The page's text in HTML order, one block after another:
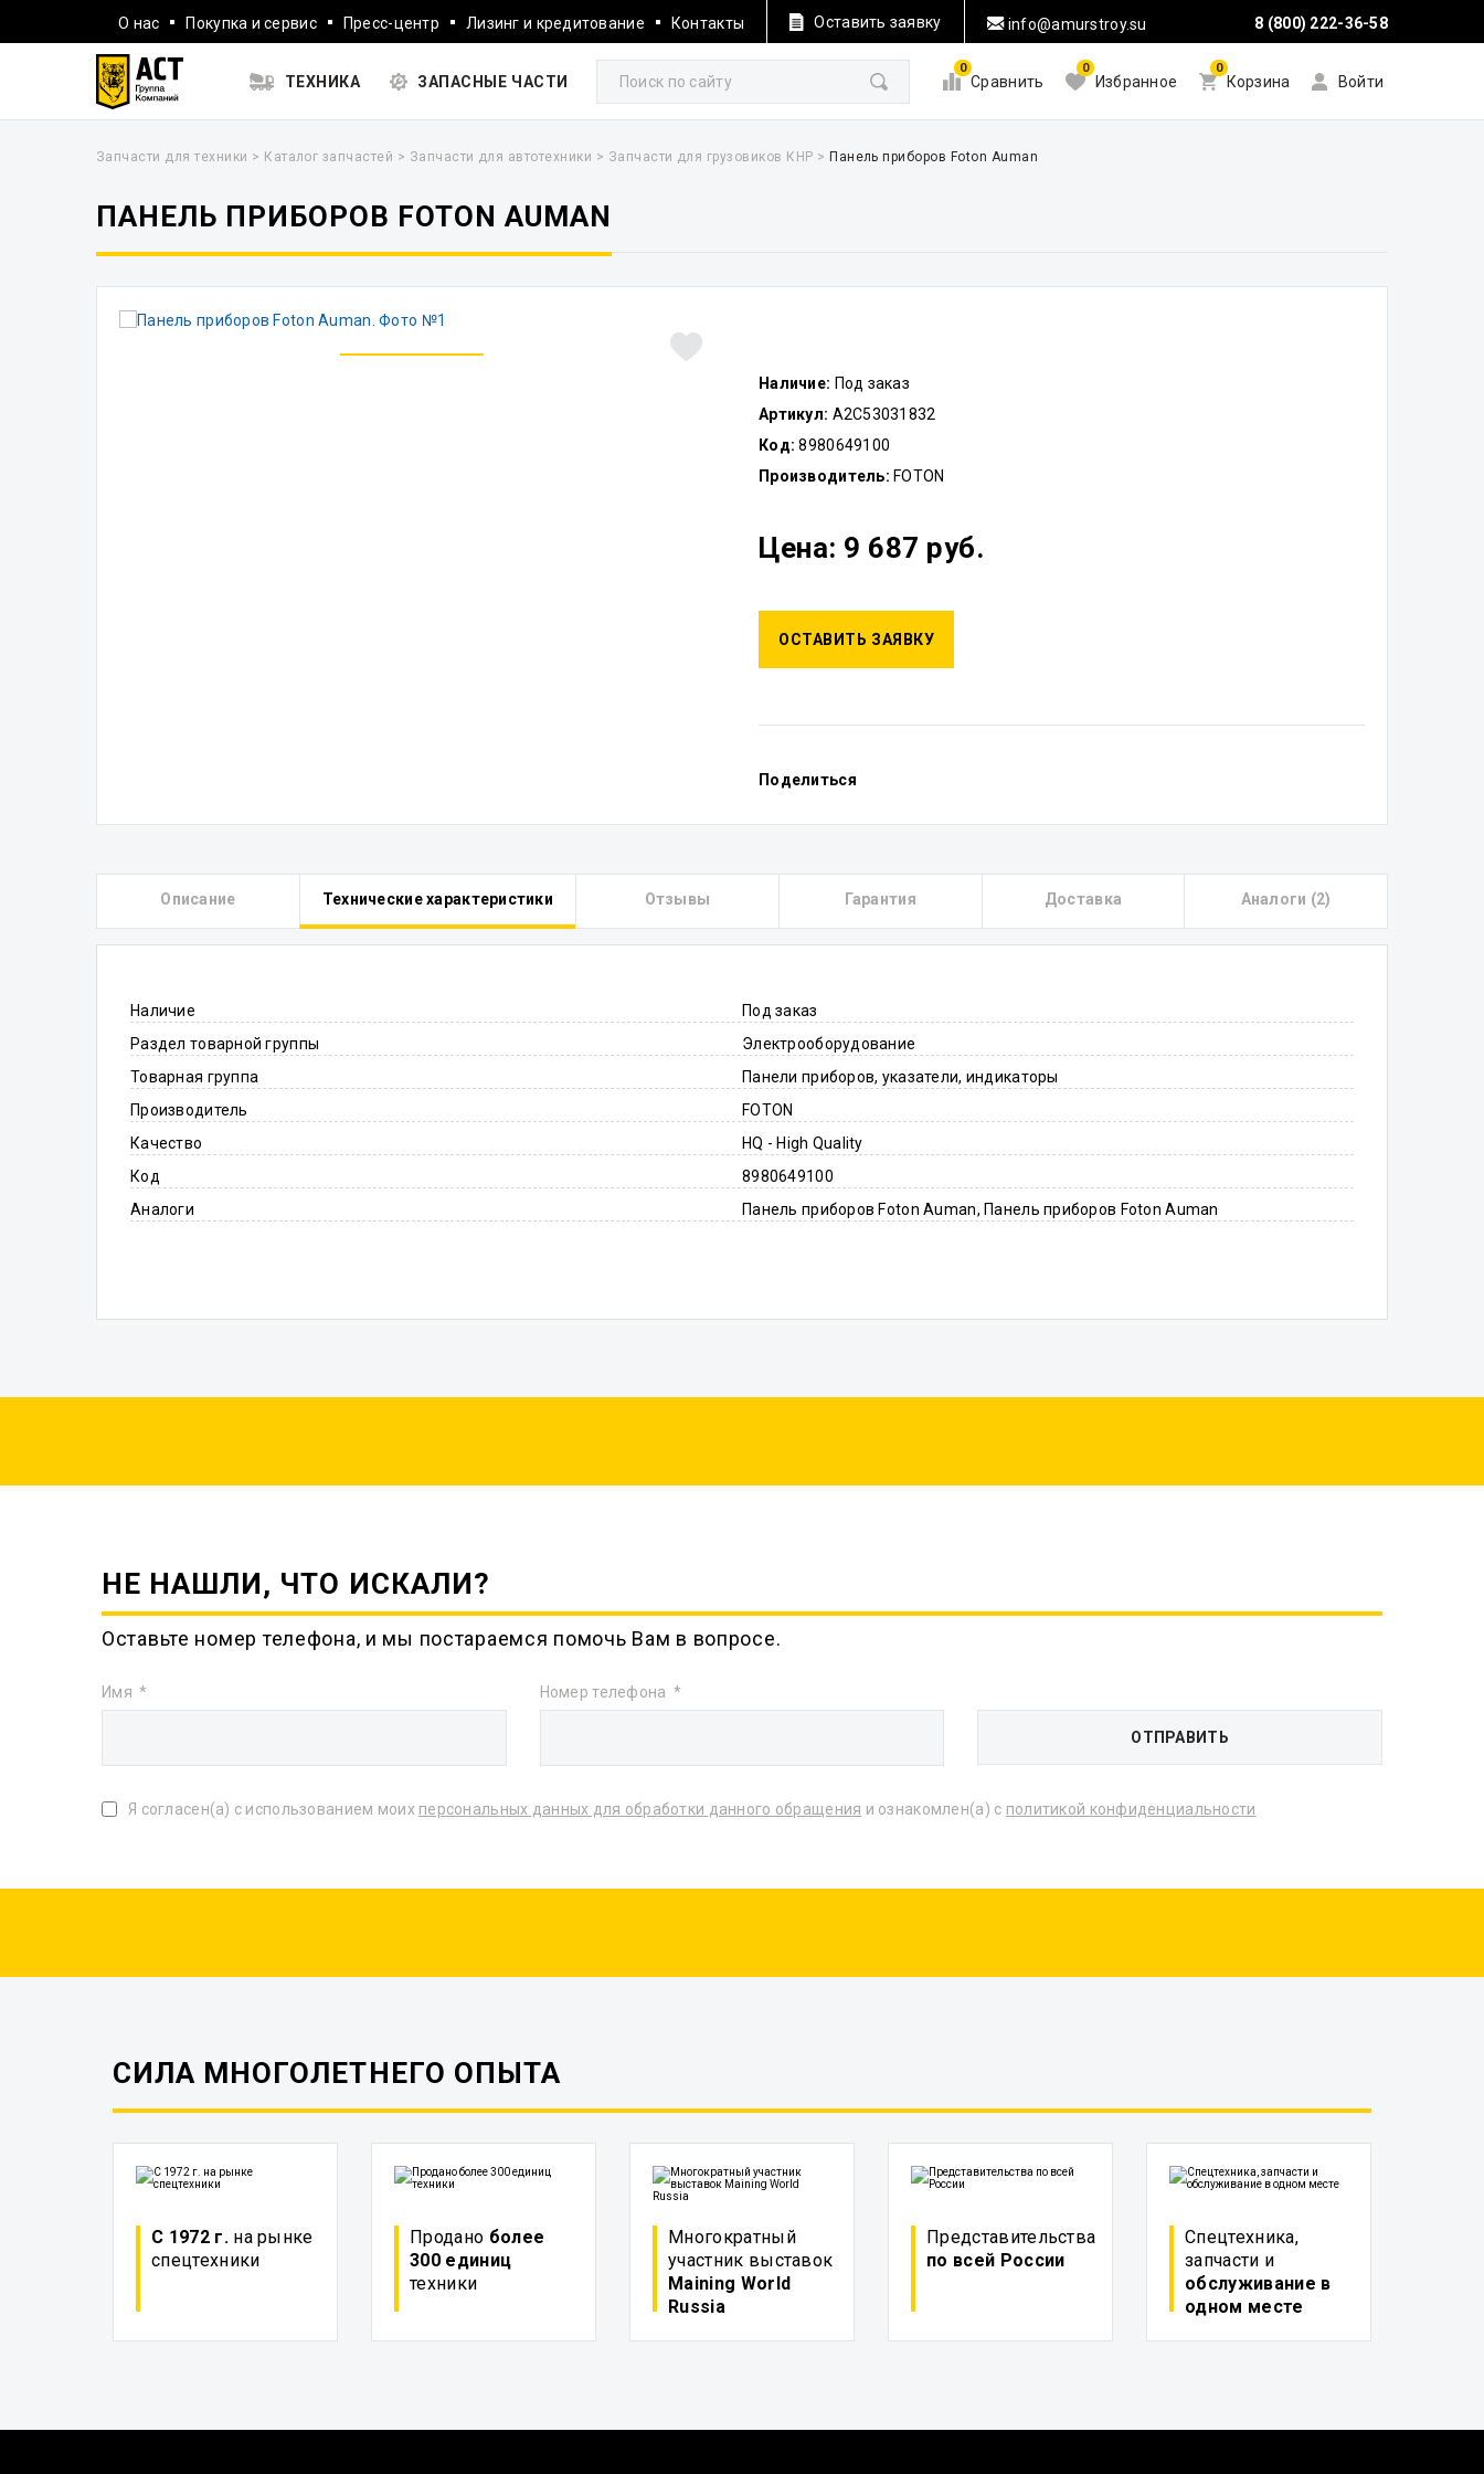
О нас Покупка и сервис Пресс-центр Лизинг и кредитование Контакты Оставить заявку info@amurstroy.su 8 (800) 222-36-58
ТЕХНИКА ЗАПАСНЫЕ ЧАСТИ
0
Сравнить
0
Избранное
0
Корзина Войти
Запчасти для техники > Каталог запчастей > Запчасти для автотехники > Запчасти для грузовиков КНР > Панель приборов Foton Auman
ПАНЕЛЬ ПРИБОРОВ FOTON AUMAN
Наличие: Под заказ
Артикул: A2C53031832
Код: 8980649100
Производитель: FOTON
Цена: 9 687 руб.
ОСТАВИТЬ ЗАЯВКУ
Поделиться
Описание Технические характеристики Отзывы Гарантия Доставка Аналоги (2)
Наличие
Под заказ
Раздел товарной группы
Электрооборудование
Товарная группа
Панели приборов, указатели, индикаторы
Производитель
FOTON
Качество
HQ - High Quality
Код
8980649100
Аналоги
Панель приборов Foton Auman, Панель приборов Foton Auman
НЕ НАШЛИ, ЧТО ИСКАЛИ?
Оставьте номер телефона, и мы постараемся помочь Вам в вопросе.
Имя Номер телефона
Я согласен(а) с использованием моих персональных данных для обработки данного обращения и ознакомлен(а) с политикой конфиденциальности
СИЛА МНОГОЛЕТНЕГО ОПЫТА
С 1972 г.на рынке
спецтехники
Продано более
300 единиц
техники
Многократный
участник выставок
Maining World
Russia
Представительства
по всей России
Спецтехника,
запчасти и
обслуживание в
одном месте